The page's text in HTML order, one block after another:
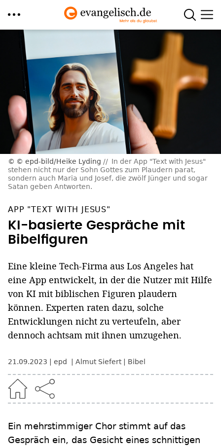
Direkt
© epd-bild/Heike Lyding
In der App "Text with Jesus"
stehen nicht nur der Sohn Gottes zum Plaudern parat,
sondern auch Maria und Josef, die zwölf Jünger und sogar
Satan geben Antworten.
APP "TEXT WITH JESUS"
KI-basierte Gespräche mit
Bibelfiguren
Eine kleine Tech-Firma aus Los Angeles hat
eine App entwickelt, in der die Nutzer mit Hilfe
von KI mit biblischen Figuren plaudern
können. Experten raten dazu, solche
Entwicklungen nicht zu verteufeln, aber
dennoch achtsam mit ihnen umzugehen.
21.09.2023 epd Almut Siefert Bibel
Ein mehrstimmiger Chor stimmt auf das
Gespräch ein, das Gesicht eines schnittigen